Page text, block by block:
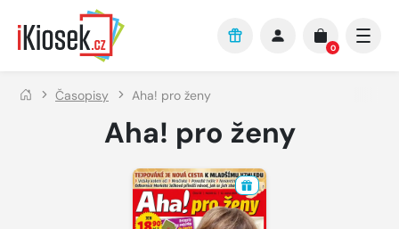
Přejít na hlavní obsah
0
Časopisy Aha! pro ženy
Aha! pro ženy